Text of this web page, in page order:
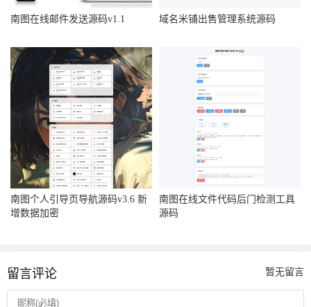
南图在线邮件发送源码v1.1 域名米铺出售管理系统源码
南图个人引导页导航源码v3.6 新
增数据加密
南图在线文件代码后门检测工具
源码
留言评论 暂无留言